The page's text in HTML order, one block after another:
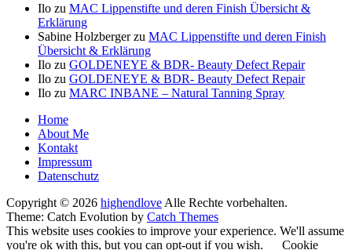
Ilo zu MAC Lippenstifte und deren Finish Übersicht &
Erklärung
Sabine Holzbergerzu MAC Lippenstifte und deren Finish
Übersicht & Erklärung
Ilo zu GOLDENEYE & BDR- Beauty Defect Repair
Ilo zu GOLDENEYE & BDR- Beauty Defect Repair
Ilo zu MARC INBANE – Natural Tanning Spray
Seitenfuß-
Menü
Home
About Me
Kontakt
Impressum
Datenschutz
Copyright © 2026 highendlove Alle Rechte vorbehalten.
Theme: Catch Evolution by Catch Themes
This website uses cookies to improve your experience. We'll assume
you're ok with this, but you can opt-out if you wish.
Cookie